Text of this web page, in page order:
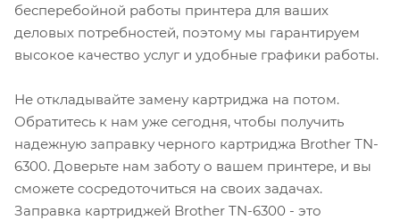
бесперебойной работы принтера для ваших
деловых потребностей, поэтому мы гарантируем
высокое качество услуг и удобные графики работы.
Не откладывайте замену картриджа на потом.
Обратитесь к нам уже сегодня, чтобы получить
надежную заправку черного картриджа Brother TN-
6300. Доверьте нам заботу о вашем принтере, и вы
сможете сосредоточиться на своих задачах.
Заправка картриджей Brother TN-6300 - это